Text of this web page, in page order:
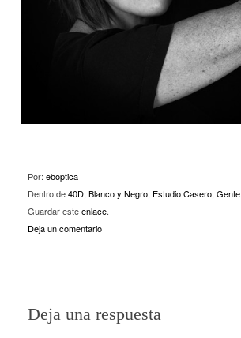
Por: eboptica
Dentro de40D, Blanco y Negro, Estudio Casero, Gente
Guardar esteenlace.
Deja un comentario
Deja una respuesta